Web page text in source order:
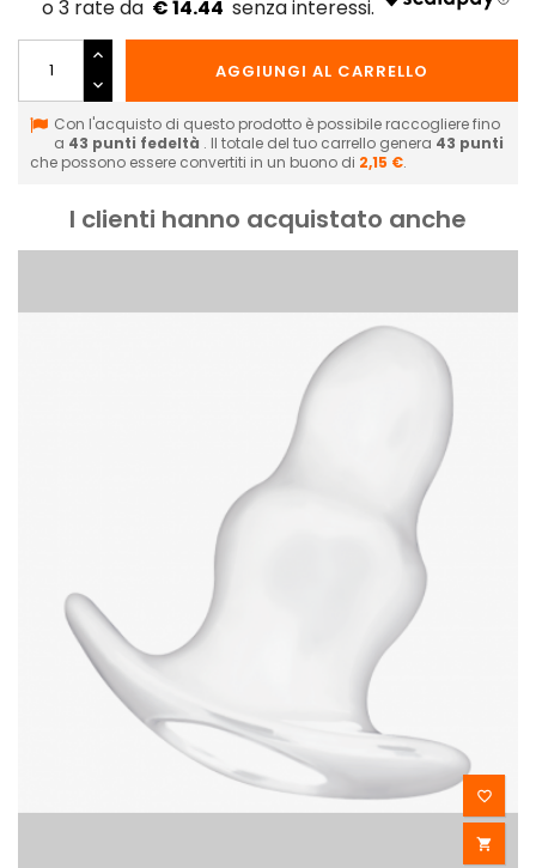
€ 14.44
AGGIUNGI AL CARRELLO
Con l'acquisto di questo prodotto è possibile raccogliere fino
a 43 punti fedeltà . Il totale del tuo carrello genera 43 punti
che possono essere convertiti in un buono di 2,15 €.
I clienti hanno acquistato anche

